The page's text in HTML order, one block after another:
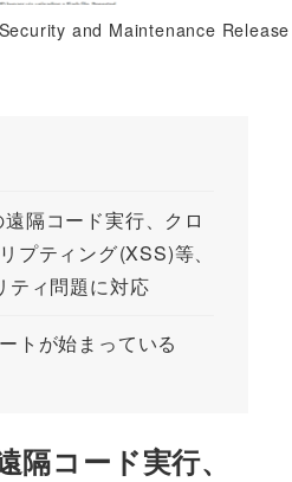
and Maintenance Release
隔コード実行、クロ
プティング(XSS)等、
ティ問題に対応
トが始まっている
コード実行、